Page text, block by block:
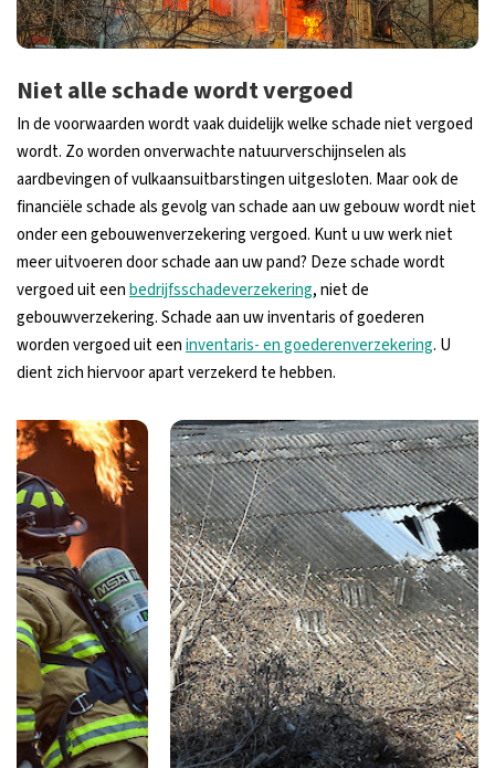
Niet alle schade wordt vergoed
In de voorwaarden wordt vaak duidelijk welke schade niet vergoed
wordt. Zo worden onverwachte natuurverschijnselen als
aardbevingen of vulkaansuitbarstingen uitgesloten. Maar ook de
financiële schade als gevolg van schade aan uw gebouw wordt niet
onder een gebouwenverzekering vergoed. Kunt u uw werk niet
meer uitvoeren door schade aan uw pand? Deze schade wordt
vergoed uit eenbedrijfsschadeverzekering, niet de
gebouwverzekering. Schade aan uw inventaris of goederen
worden vergoed uit eeninventaris- en goederenverzekering. U
dient zich hiervoor apart verzekerd te hebben.